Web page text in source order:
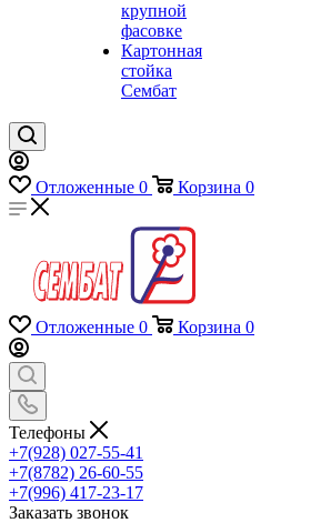
крупной
фасовке
Картонная
стойка
Сембат
Отложенные 0 Корзина 0
Отложенные 0 Корзина 0
Телефоны
+7(928) 027-55-41
+7(8782) 26-60-55
+7(996) 417-23-17
Заказать звонок